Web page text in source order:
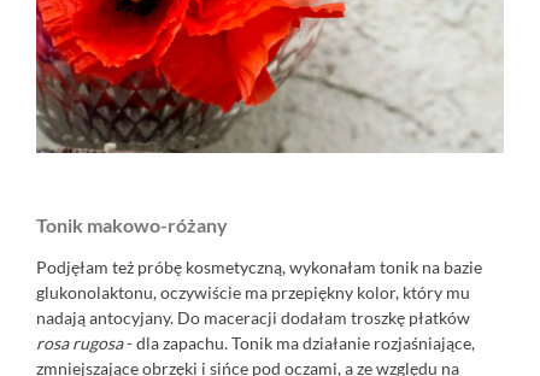
Tonik makowo-różany
Podjęłam też próbę kosmetyczną, wykonałam tonik na bazie
glukonolaktonu, oczywiście ma przepiękny kolor, który mu
nadają antocyjany. Do maceracji dodałam troszkę płatków
rosa rugosa- dla zapachu. Tonik ma działanie rozjaśniające,
zmniejszające obrzęki i sińce pod oczami, a ze względu na